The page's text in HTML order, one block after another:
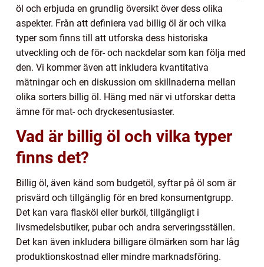
öl och erbjuda en grundlig översikt över dess olika
aspekter. Från att definiera vad billig öl är och vilka
typer som finns till att utforska dess historiska
utveckling och de för- och nackdelar som kan följa med
den. Vi kommer även att inkludera kvantitativa
mätningar och en diskussion om skillnaderna mellan
olika sorters billig öl. Häng med när vi utforskar detta
ämne för mat- och dryckesentusiaster.
Vad är billig öl och vilka typer
finns det?
Billig öl, även känd som budgetöl, syftar på öl som är
prisvärd och tillgänglig för en bred konsumentgrupp.
Det kan vara flasköl eller burköl, tillgängligt i
livsmedelsbutiker, pubar och andra serveringsställen.
Det kan även inkludera billigare ölmärken som har låg
produktionskostnad eller mindre marknadsföring.